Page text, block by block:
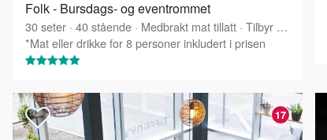
Folk - Bursdags- og eventrommet
30seter · 40stående · Medbrakt mat tillatt · Tilbyr servering
*Mat eller drikke for 8 personer inkludert i prisen
17